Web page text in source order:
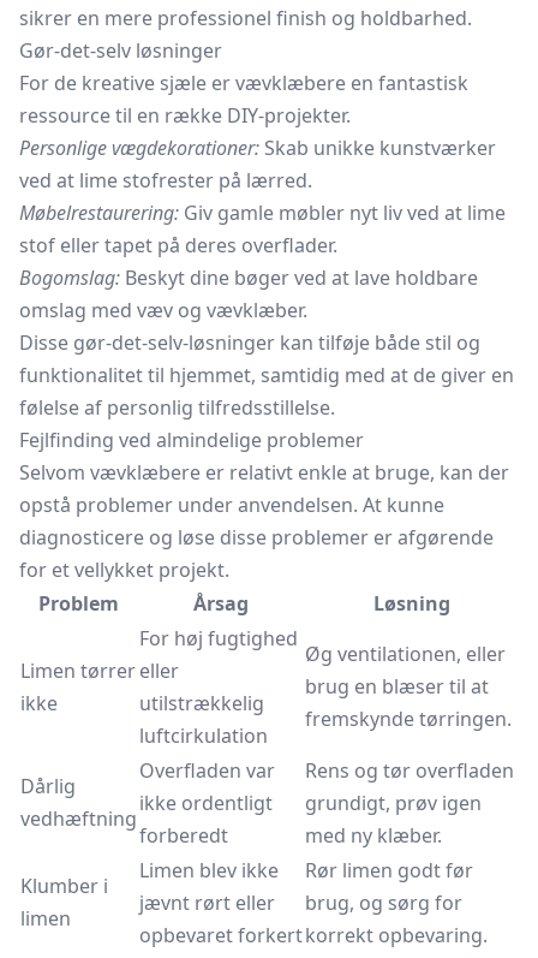
sikrer en mere professionel finish og holdbarhed.
Gør-det-selv løsninger
For de kreative sjæle er vævklæbere en fantastisk
ressource til en række DIY-projekter.
Personlige vægdekorationer: Skab unikke kunstværker
ved at lime stofrester på lærred.
Møbelrestaurering: Giv gamle møbler nyt liv ved at lime
stof ellertapet på deres overflader.
Bogomslag: Beskyt dine bøger ved at lave holdbare
omslag med væv og vævklæber.
Disse gør-det-selv-løsninger kan tilføje både stil og
funktionalitet til hjemmet, samtidig med at de giver en
følelse af personlig tilfredsstillelse.
Fejlfinding ved almindelige problemer
Selvom vævklæbere er relativt enkle at bruge, kan der
opstå problemer under anvendelsen. At kunne
diagnosticere og løse disse problemer er afgørende
for et vellykket projekt.
Problem
Årsag Løsning
Limen tørrer
ikke
For høj fugtighed
eller
utilstrækkelig
luftcirkulation
Øg ventilationen, eller
brug en blæser til at
fremskynde tørringen.
Dårlig
vedhæftning
Overfladen var
ikke ordentligt
forberedt
Rens og tør overfladen
grundigt, prøv igen
med ny klæber.
Klumber i
limen
Limen blev ikke
jævnt rørt eller
opbevaret forkert
Rør limen godt før
brug, og sørg for
korrekt opbevaring.